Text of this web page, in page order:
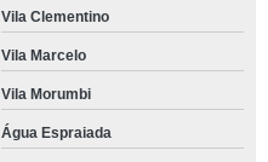
Vila Clementino
Vila Marcelo
Vila Morumbi
Água Espraiada